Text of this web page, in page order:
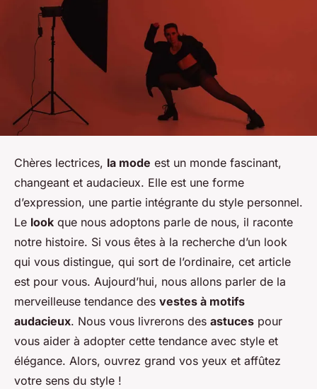
Chères lectrices, la mode est un monde fascinant,
changeant et audacieux. Elle est une forme
d’expression, une partie intégrante du style personnel.
Le look que nous adoptons parle de nous, il raconte
notre histoire. Si vous êtes à la recherche d’un look
qui vous distingue, qui sort de l’ordinaire, cet article
est pour vous. Aujourd’hui, nous allons parler de la
merveilleuse tendance des vestes à motifs
audacieux. Nous vous livrerons des astuces pour
vous aider à adopter cette tendance avec style et
élégance. Alors, ouvrez grand vos yeux et affûtez
votre sens du style !